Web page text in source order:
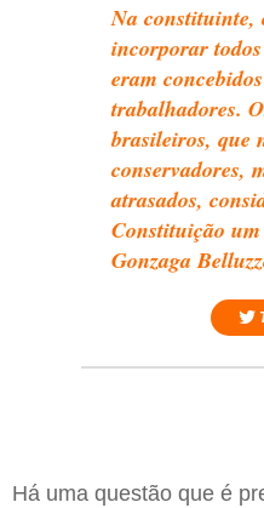
Na constituinte,
incorporar
eram
trabalhadores.
brasileiros, que
conservadores,
atrasados,
Constituição
Gonzaga
Há uma questão que é